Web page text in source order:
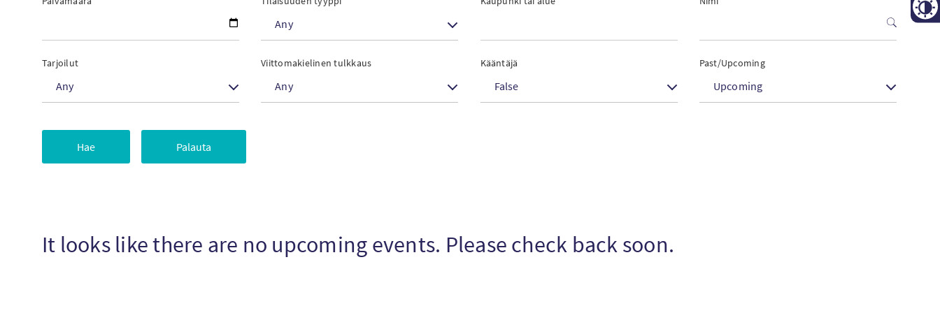
Any
Tarjoilut
Any
Viittomakielinen tulkkaus
Any
Kääntäjä
False
Past/Upcoming
Upcoming
It looks like there are no upcoming events. Please check back soon.